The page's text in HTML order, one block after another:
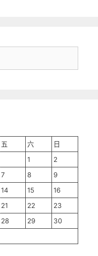
五 六
日
1
2
7 8
9
14 15
16
21 22
23
28 29
30